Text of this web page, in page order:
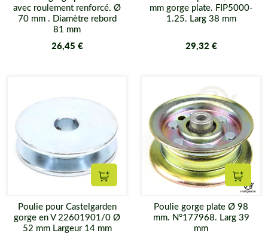
avec roulement renforcé. Ø
70 mm . Diamètre rebord
81 mm
26,45 €
mm gorge plate. FIP5000-
1.25. Larg 38 mm
29,32 €
Ajouter au panier
Poulie pour Castelgarden
gorge en V 22601901/0 Ø
52 mm Largeur 14 mm
Poulie gorge plate Ø 98
mm. N°177968. Larg 39
mm